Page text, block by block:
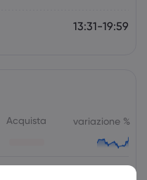
13:31-19:59
Acquista variazione %